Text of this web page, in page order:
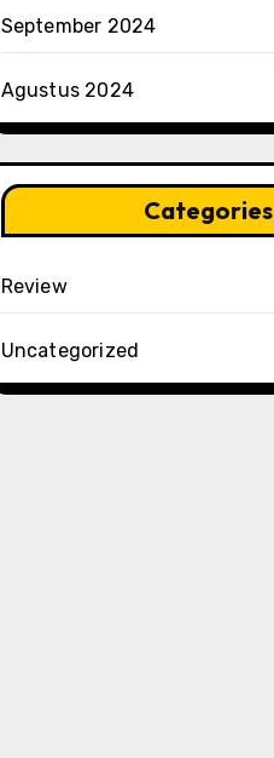
September 2024
Agustus 2024
Categories
Review
Uncategorized